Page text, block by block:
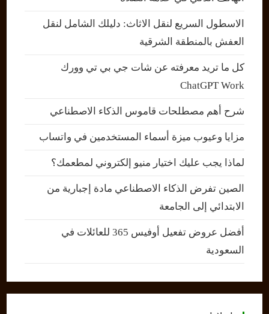
الاسطول السريع لنقل الاثاث: دليلك الشامل لنقل
العفش بالمنطقة الشرقية
كل ما تريد معرفته عن شات جي بي تي وورك
ChatGPT Work
شرح أهم مصطلحات قاموس الذكاء الاصطناعي
مزايا وعيوب ميزة أسماء المستخدمين في واتساب
لماذا يجب عليك اختيار منيو إلكتروني لمطعمك؟
الصين تفرض الذكاء الاصطناعي مادة إجبارية من
الابتدائي إلى الجامعة
أفضل عروض تفعيل أوفيس 365 للعائلات في
السعودية